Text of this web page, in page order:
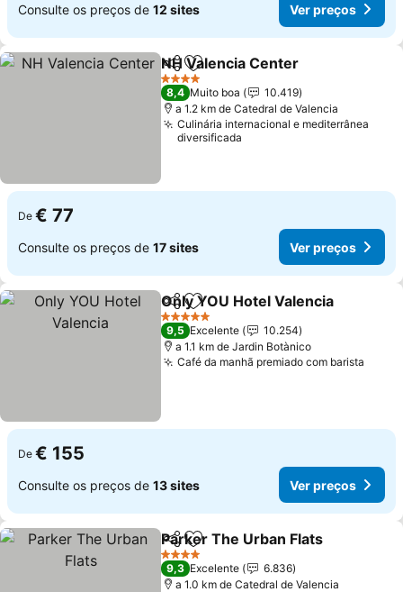
Consulte os preços de 12 sites Ver preços
PartilharAdicionar aos favoritos
NH Valencia Center
4 Estrelas
8,4 Muito boa
10.419
a 1.2 km de Catedral de Valencia
Culinária internacional e mediterrânea
diversificada
De € 77
Consulte os preços de 17 sites Ver preços
PartilharAdicionar aos favoritos
Only YOU Hotel Valencia
5 Estrelas
9,5 Excelente
10.254
a 1.1 km de Jardin Botànico
Café da manhã premiado com barista
De € 155
Consulte os preços de 13 sites Ver preços
PartilharAdicionar aos favoritos
Parker The Urban Flats
4 Estrelas
9,3 Excelente
6.836
a 1.0 km de Catedral de Valencia